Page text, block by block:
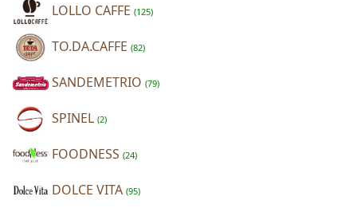
LOLLO CAFFE (125)
TO.DA.CAFFE (82)
SANDEMETRIO (79)
SPINEL (2)
FOODNESS (24)
DOLCE VITA (95)